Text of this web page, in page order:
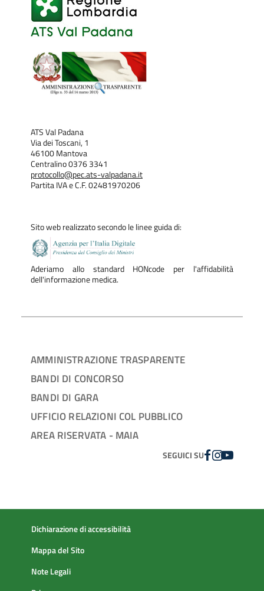
ATS Val Padana
Via dei Toscani, 1
46100 Mantova
Centralino 0376 3341
protocollo@pec.ats-valpadana.it
Partita IVA e C.F. 02481970206
Sito web realizzato secondo le linee guida di:
Aderiamo allo standard HONcode per l'affidabilità
dell'informazione medica.
AMMINISTRAZIONE TRASPARENTE
BANDI DI CONCORSO
BANDI DI GARA
UFFICIO RELAZIONI COL PUBBLICO
AREA RISERVATA - MAIA
SEGUICI SUFACEBOOK
INSTAGRAM
YOUTUBE
Dichiarazione di accessibilità
Mappa del Sito
Note Legali